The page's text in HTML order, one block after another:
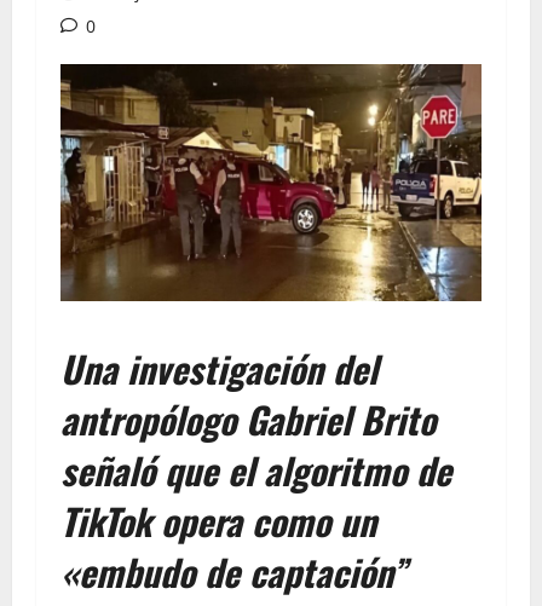
0
Una investigación del
antropólogo Gabriel Brito
señaló que el algoritmo de
TikTok opera como un
«embudo de captación”